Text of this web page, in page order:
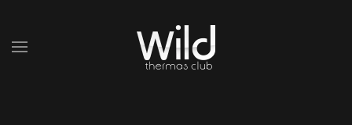
Skip to main content